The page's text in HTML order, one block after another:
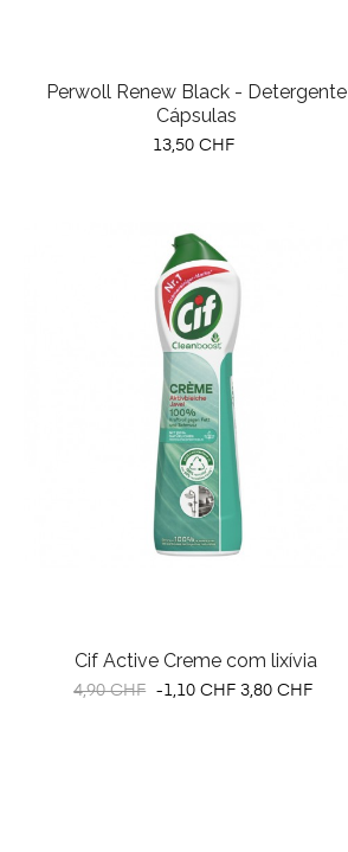
Perwoll Renew Black - Detergente
Cápsulas
Preço
13,50 CHF
Cif Active Creme com lixívia
Preço
4,90 CHF -1,10 CHF Preço
3,80 CHF